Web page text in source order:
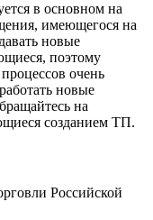
в основном на
имеющегося на
новые
поэтому
очень
новые
на
созданием ТП.